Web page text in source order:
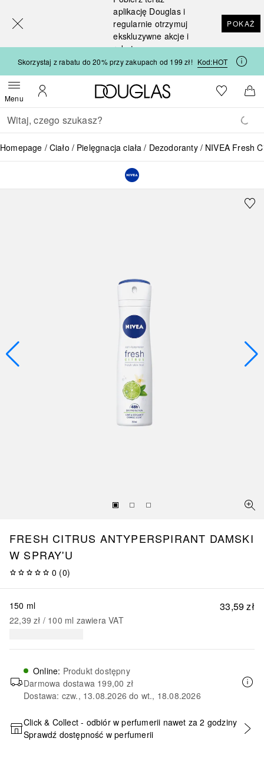
aplikację Douglas i
regularnie otrzymuj
ekskluzywne akcje i
rabaty
POKAŻ
Skorzystaj z rabatu do 20% przy zakupach od 199 zł! Kod:HOT
MenuOtwórz menuMoje konto
Strona główna Douglas
Do listyDo
Wracać
Wykonaj wyszukiwanie
Homepage Ciało Pielęgnacja ciała Dezodoranty NIVEA Fresh
FRESH CITRUS ANTYPERSPIRANT DAMSKI
W SPRAY'U
0 (0)
33,59 zł
150 ml
22,39 zł / 100 ml zawiera VAT
Online: Produkt dostępny
Darmowa dostawa 199,00 zł
Dostawa: czw., 13.08.2026 do wt., 18.08.2026
DODAJ DO KOSZYKA
Click & Collect - odbiór w perfumerii nawet za 2 godziny
Sprawdź dostępność w perfumerii
[navigation.slideout.screenreader]